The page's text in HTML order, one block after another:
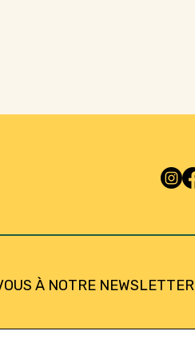
À NOTRE NEWSLETTER